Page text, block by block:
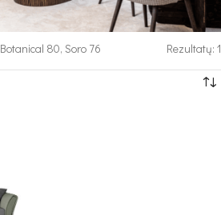
Botanical 80, Soro 76 Rezultatų: 1